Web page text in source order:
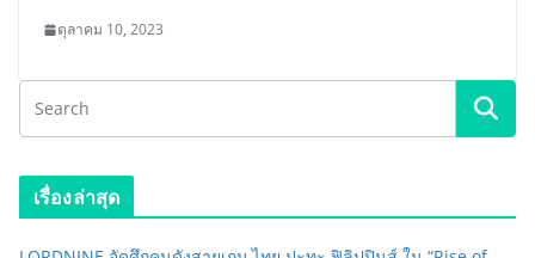
ตุลาคม 10, 2023
เรื่องล่าสุด